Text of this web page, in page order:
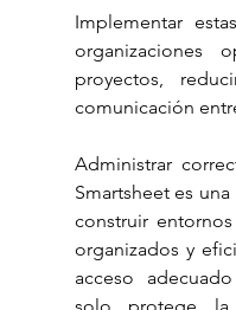
Implementar
organizaciones
proyectos,
comunicación
Administrar
Smartsheet es
construir
organizados y
acceso